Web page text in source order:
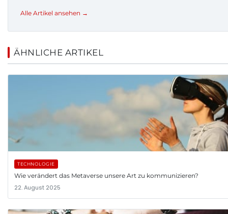
Alle Artikel ansehen →
ÄHNLICHE ARTIKEL
TECHNOLOGIE
Wie verändert das Metaverse unsere Art zu kommunizieren?
22. August 2025